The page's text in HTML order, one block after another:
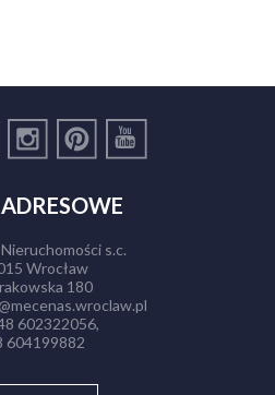
s.c.
Wrocław
180
602322056,
604199882